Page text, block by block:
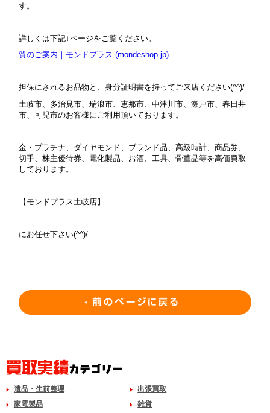
す。
詳しくは下記↓ページをご覧ください。
質のご案内｜モンドプラス (mondeshop.jp)
担保にされるお品物と、身分証明書を持ってご来店ください(^^)/
土岐市、多治見市、瑞浪市、恵那市、中津川市、瀬戸市、春日井
市、可児市のお客様にご利用頂いております。
金・プラチナ、ダイヤモンド、ブランド品、高級時計、商品券、
切手、株主優待券、電化製品、お酒、工具、骨董品等を高価買取
しております。
【モンドプラス土岐店】
にお任せ下さい(^^)/
遺品・生前整理
出張買取
家電製品
雑貨